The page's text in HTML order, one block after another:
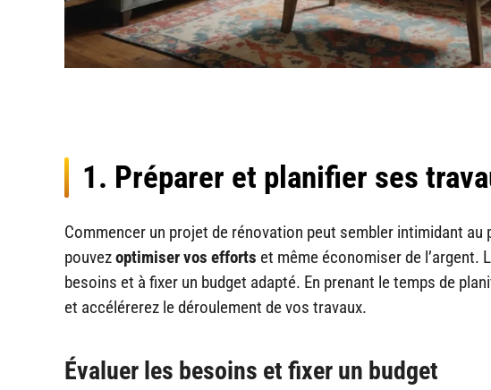
1. Préparer et planifier ses
Commencer un projet de rénovation peut sembler intimidant
pouvezoptimiser vos efforts et même économiser de l’argent.
besoins et à fixer un budget adapté. En prenant le temps de
et accélérerez le déroulement de vos travaux.
Évaluer les besoins et fixer un budget